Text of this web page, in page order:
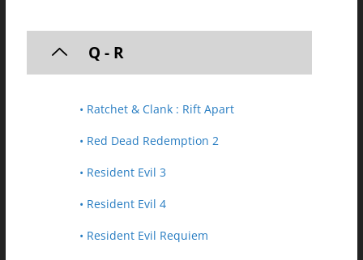
Q - R
• Ratchet & Clank : Rift Apart
• Red Dead Redemption 2
• Resident Evil 3
• Resident Evil 4
• Resident Evil Requiem